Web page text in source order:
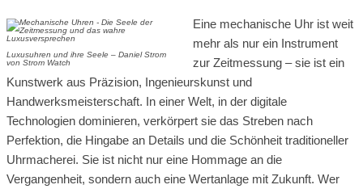
Luxusuhren und ihre Seele – Daniel Strom
von Strom Watch
Eine mechanische Uhr ist weit
mehr als nur ein Instrument
zur Zeitmessung – sie ist ein
Kunstwerk aus Präzision, Ingenieurskunst und
Handwerksmeisterschaft. In einer Welt, in der digitale
Technologien dominieren, verkörpert sie das Streben nach
Perfektion, die Hingabe an Details und die Schönheit traditioneller
Uhrmacherei. Sie ist nicht nur eine Hommage an die
Vergangenheit, sondern auch eine Wertanlage mit Zukunft. Wer